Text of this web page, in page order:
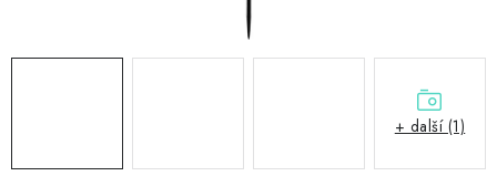
+ další (1)